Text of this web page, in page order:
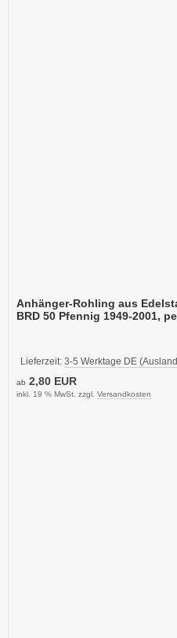
Anhänger-Rohling aus
BRD 50 Pfennig 1949-2001,
Lieferzeit: 3-5 Werktage DE
ab 2,80 EUR
inkl. 19 % MwSt. zzgl. Versandkosten